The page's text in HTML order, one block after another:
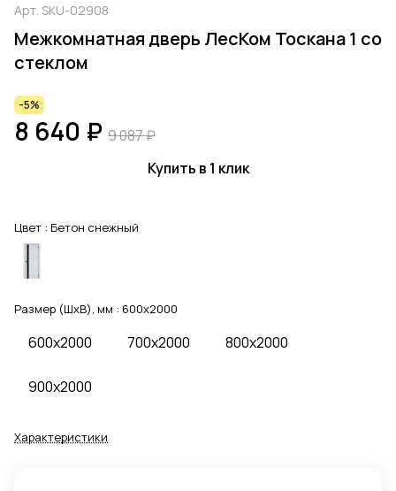
Арт. SKU-02908
Межкомнатная дверь ЛесКом Тоскана 1 со
стеклом
-5%
8 640 ₽ 9 087 ₽
Купить в 1 клик
Цвет : Бетон снежный
Размер (ШхВ), мм : 600x2000
600x2000 700x2000 800x2000
900x2000
Характеристики